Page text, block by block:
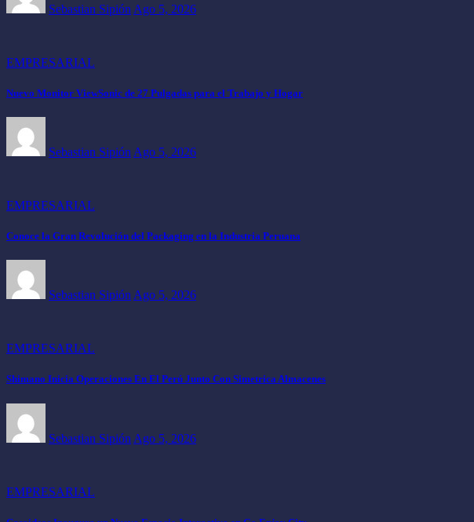
Sebastian Sipión Ago 5, 2026
EMPRESARIAL
Nuevo Monitor ViewSonic de 27 Pulgadas para el Trabajo y Hogar
Sebastian Sipión Ago 5, 2026
EMPRESARIAL
Conoce la Gran Revolución del Packaging en la Industria Peruana
Sebastian Sipión Ago 5, 2026
EMPRESARIAL
Shimano Inicia Operaciones En El Perú Junto Con Simetrica Almacenes
Sebastian Sipión Ago 5, 2026
EMPRESARIAL